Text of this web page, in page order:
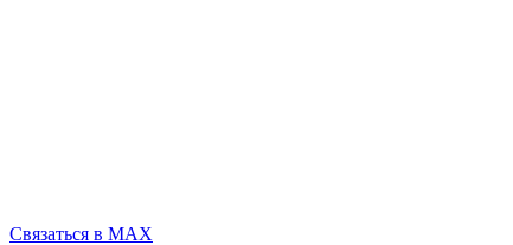
Cвязаться в MAX